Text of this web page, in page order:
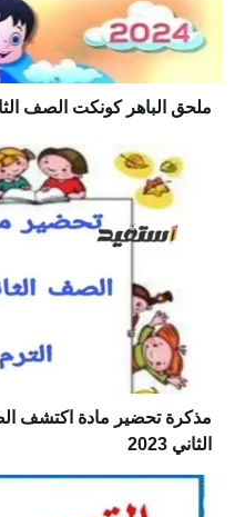
ملحق الباهر كونكت الصف
مذكرة تحضير مادة اكتشف
الثاني 2023